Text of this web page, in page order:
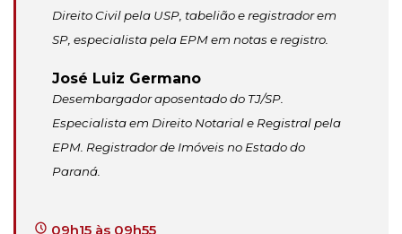
Direito Civil pela USP, tabelião e registrador em
SP, especialista pela EPM em notas e registro.
José Luiz Germano
Desembargador aposentado do TJ/SP.
Especialista em Direito Notarial e Registral pela
EPM. Registrador de Imóveis no Estado do
Paraná.
09h15 às 09h55